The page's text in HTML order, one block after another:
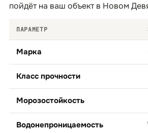
пойдёт на ваш объект в Новом
ПАРАМЕТР
Марка
Класс прочности
Морозостойкость
Водонепроницаемость